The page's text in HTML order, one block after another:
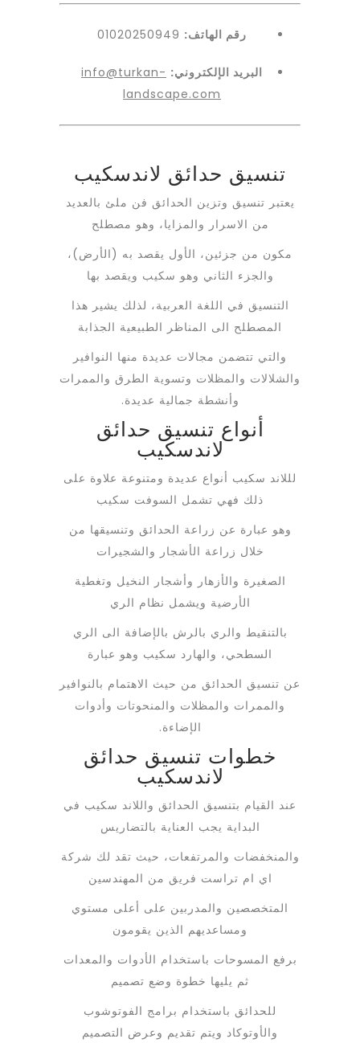
رقم الهاتف:
البريد الإلكتروني: info@turkan-
landscape.com
تنسيق حدائق لاندسكيب
يعتبر تنسيق وتزين الحدائق فن ملئ بالعديد
من الاسرار والمزايا، وهو مصطلح
مكون من جزئين، الأول يقصد به (الأرض)،
والجزء الثاني وهو سكيب ويقصد بها
التنسيق في اللغة العربية، لذلك يشير هذا
المصطلح الى المناظر الطبيعية الجذابة
والتي تتضمن مجالات عديدة منها النوافير
والشلالات والمظلات وتسوية الطرق والممرات
وأنشطة جمالية عديدة.
أنواع تنسيق حدائق
لاندسكيب
لللاند سكيب أنواع عديدة ومتنوعة علاوة على
ذلك فهي تشمل السوفت سكيب
وهو عبارة عن زراعة الحدائق وتنسيقها من
خلال زراعة الأشجار والشجيرات
الصغيرة والأزهار وأشجار النخيل وتغطية
الأرضية ويشمل نظام الري
بالتنقيط والري بالرش بالإضافة الى الري
السطحي، والهارد سكيب وهو عبارة
عن تنسيق الحدائق من حيث الاهتمام بالنوافير
والممرات والمظلات والمنحوتات وأدوات
الإضاءة.
خطوات تنسيق حدائق
لاندسكيب
عند القيام بتنسيق الحدائق واللاند سكيب في
البداية يجب العناية بالتضاريس
والمنخفضات والمرتفعات، حيث تقد لك شركة
اي ام تراست فريق من المهندسين
المتخصصين والمدربين على أعلى مستوي
ومساعديهم الذين يقومون
برفع المسوحات باستخدام الأدوات والمعدات
ثم يليها خطوة وضع تصميم
للحدائق باستخدام برامج الفوتوشوب
والأوتوكاد ويتم تقديم وعرض التصميم